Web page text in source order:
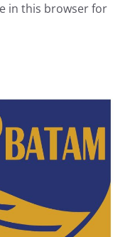
in this browser for